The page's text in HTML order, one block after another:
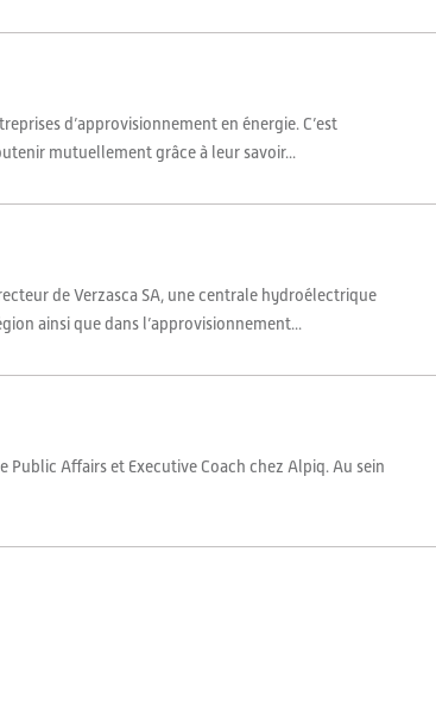
d’approvisionnement en énergie. C’est
mutuellement grâce à leur savoir...
de Verzasca SA, une centrale hydroélectrique
ainsi que dans l’approvisionnement...
Public Affairs et Executive Coach chez Alpiq. Au sein